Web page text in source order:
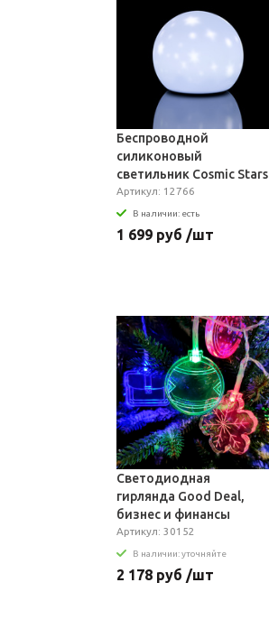
Беспроводной
силиконовый
светильник Cosmic Stars
Артикул: 12766
В наличии: есть
1 699 руб /шт
Светодиодная
гирлянда Good Deal,
бизнес и финансы
Артикул: 30152
В наличии: уточняйте
2 178 руб /шт